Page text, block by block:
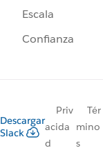
Escala
Confianza
Descargar
Slack
Priv
acida
d
Tér
mino
s